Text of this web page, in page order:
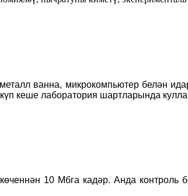
ванна, микрокомпьютер белән
кеше лаборатория шартларында
10 Мбга кадәр. Анда контроль